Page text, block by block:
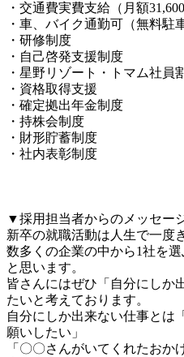
・交通費実費支給（月額
・車、バイク通勤可（無料駐
・研修制度
・自己啓発支援制度
・星野リゾート・トマム社員
・資格取得支援
・確定拠出年金制度
・持株会制度
・財形貯蓄制度
・社内表彰制度
▼採用担当者からのメッセー
新卒の就職活動は人生で一度
数多くの企業の中から1社を
と思います。
皆さんにはぜひ「自分にしか
たいと考えております。
自分にしか出来ない仕事とは
願いしたい」
「〇〇さんがいてくれたおか